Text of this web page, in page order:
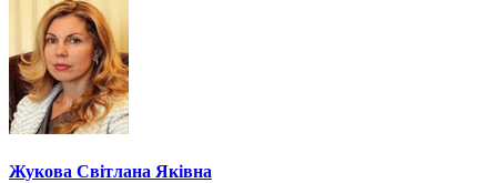
Жукова Світлана Яківна